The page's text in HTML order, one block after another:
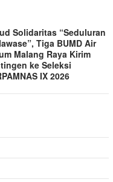
Solidaritas “Seduluran
Tiga BUMD Air
Malang Raya Kirim
ke Seleksi
IX 2026